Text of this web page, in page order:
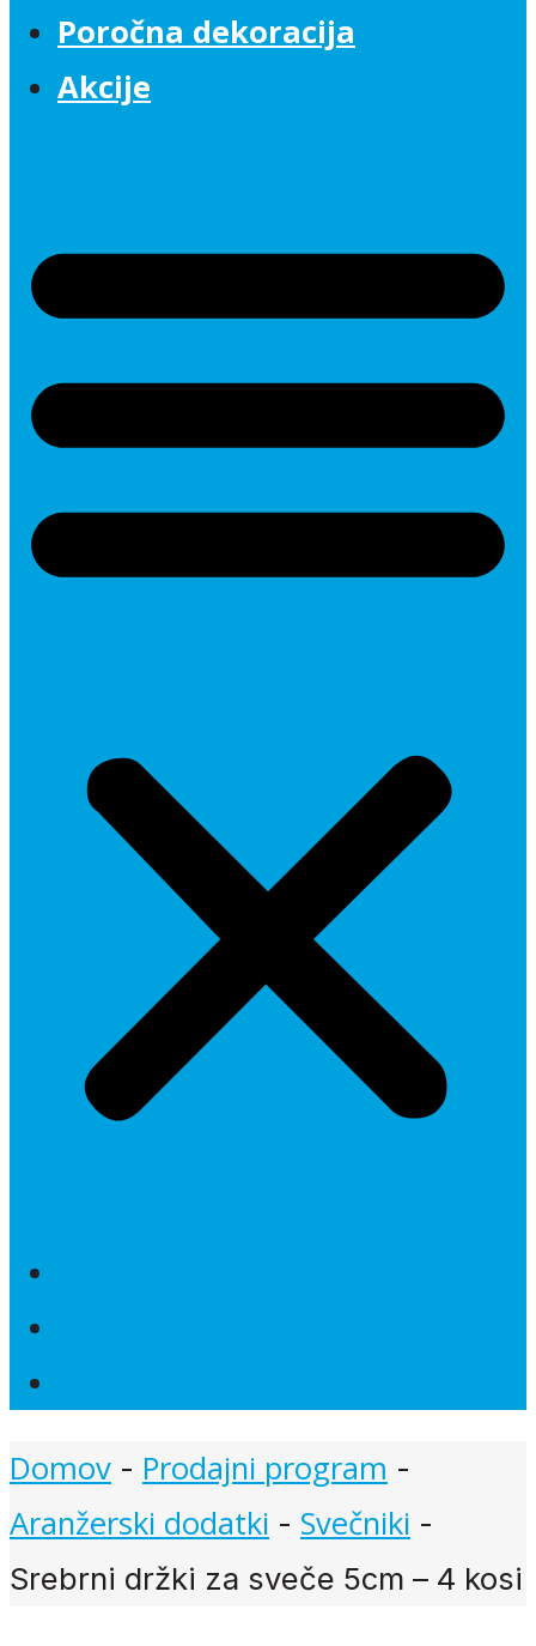
Poročna dekoracija
Akcije
Domov - Prodajni program -
Aranžerski dodatki - Svečniki -
Srebrni držki za sveče 5cm – 4 kosi